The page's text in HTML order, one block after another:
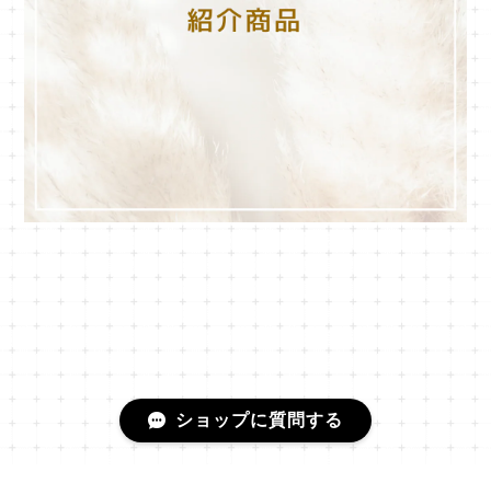
ショップに質問する